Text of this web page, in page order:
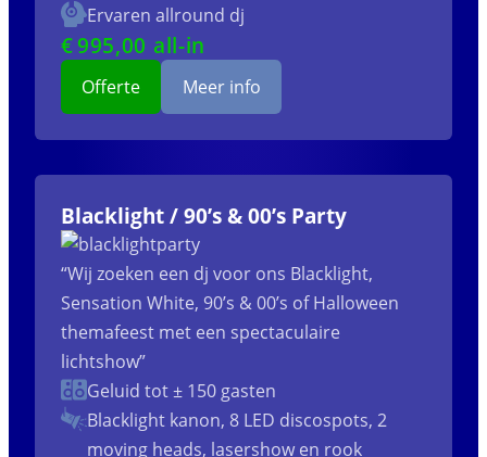
Ervaren allround dj
€995,00 all-in
Offerte Meer info
Blacklight / 90’s & 00’s Party
“Wij zoeken een dj voor ons Blacklight,
Sensation White, 90’s & 00’s of Halloween
themafeest met een spectaculaire
lichtshow”
Geluid tot ± 150 gasten
Blacklight kanon, 8 LED discospots, 2
moving heads, lasershow en rook